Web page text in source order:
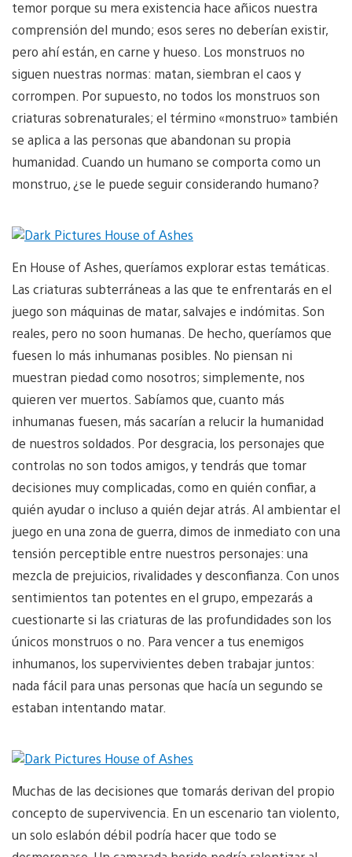
temor porque su mera existencia hace añicos nuestra
comprensión del mundo; esos seres no deberían existir,
pero ahí están, en carne y hueso. Los monstruos no
siguen nuestras normas: matan, siembran el caos y
corrompen. Por supuesto, no todos los monstruos son
criaturas sobrenaturales; el término «monstruo» también
se aplica a las personas que abandonan su propia
humanidad. Cuando un humano se comporta como un
monstruo, ¿se le puede seguir considerando humano?
En House of Ashes, queríamos explorar estas temáticas.
Las criaturas subterráneas a las que te enfrentarás en el
juego son máquinas de matar, salvajes e indómitas. Son
reales, pero no soon humanas. De hecho, queríamos que
fuesen lo más inhumanas posibles. No piensan ni
muestran piedad como nosotros; simplemente, nos
quieren ver muertos. Sabíamos que, cuanto más
inhumanas fuesen, más sacarían a relucir la humanidad
de nuestros soldados. Por desgracia, los personajes que
controlas no son todos amigos, y tendrás que tomar
decisiones muy complicadas, como en quién confiar, a
quién ayudar o incluso a quién dejar atrás. Al ambientar el
juego en una zona de guerra, dimos de inmediato con una
tensión perceptible entre nuestros personajes: una
mezcla de prejuicios, rivalidades y desconfianza. Con unos
sentimientos tan potentes en el grupo, empezarás a
cuestionarte si las criaturas de las profundidades son los
únicos monstruos o no. Para vencer a tus enemigos
inhumanos, los supervivientes deben trabajar juntos:
nada fácil para unas personas que hacía un segundo se
estaban intentando matar.
Muchas de las decisiones que tomarás derivan del propio
concepto de supervivencia. En un escenario tan violento,
un solo eslabón débil podría hacer que todo se